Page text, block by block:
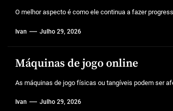
O melhor aspecto é como ele continua a fazer
Ivan Julho 29, 2026
Máquinas de jogo online
As máquinas de jogo físicas ou tangíveis podem ser
Ivan Julho 29, 2026